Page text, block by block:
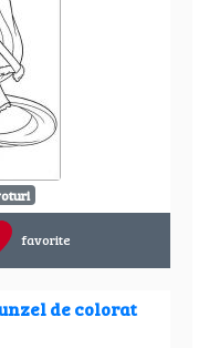
favorite
de colorat